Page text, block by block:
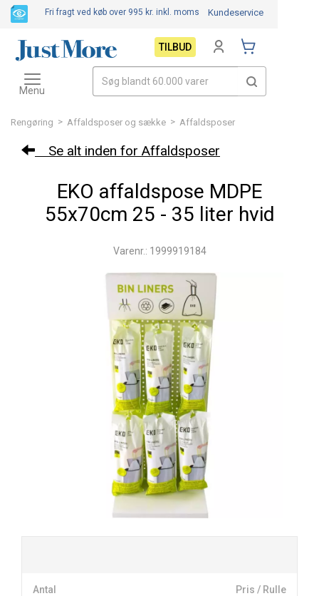
Rengøring > Affaldsposer og sække > Affaldsposer
Se alt inden for Affaldsposer
EKO affaldspose MDPE
55x70cm 25 - 35 liter hvid
Varenr.: 1999919184
Antal Pris / Rulle
Fri fragt ved køb over 995 kr. inkl. moms Kundeservice
TILBUD
Toggle
navigation
Menu